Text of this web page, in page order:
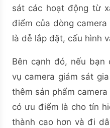
sát các hoạt động từ
điểm của dòng
là dễ lắp đặt, cấu hình
Bên cạnh đó, nếu bạn
vụ camera giám sát
thêm sản phẩm
có ưu điểm là cho tín
thành cao hơn và đi